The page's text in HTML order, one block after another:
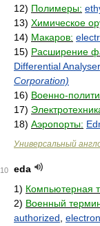
12) Полимеры:
13) Химическое
14) Макаров:
15) Расширение
Differential Analyser
Corporation)
16) Военно-
17)
18) Аэропорты:
Универсальный
10
eda
1) Компьютерная
2) Военный
authorized